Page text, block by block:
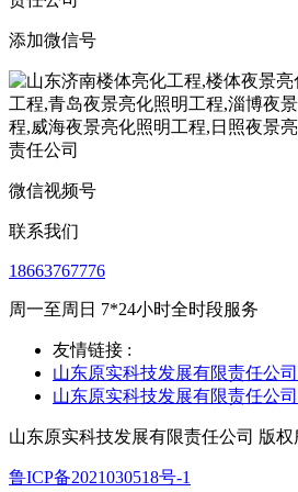
添加微信号
微信视频号
联系我们
18663767776
周一至周日 7*24小时全时段服务
友情链接 :
山东原实科技发展有限责任公
山东原实科技发展有限责任公
山东原实科技发展有限责任公司 版权
鲁ICP备2021030518号-1